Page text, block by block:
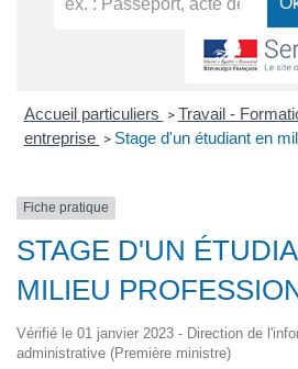
Accueil particuliers > Travail -
entreprise > Stage d'un étudiant en
Fiche pratique
STAGE D'UN
MILIEU
Vérifié le 01 janvier 2023 - Direction de
administrative (Première ministre)